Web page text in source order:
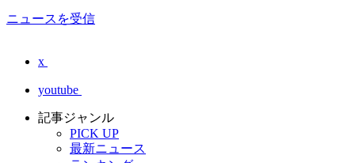
ニュースを受信
x
youtube
記事ジャンル
PICK UP
最新ニュース